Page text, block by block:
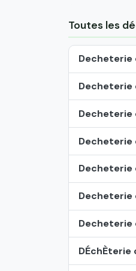
Toutes les
Decheterie
Decheterie
Decheterie
Decheterie
Decheterie
Decheterie